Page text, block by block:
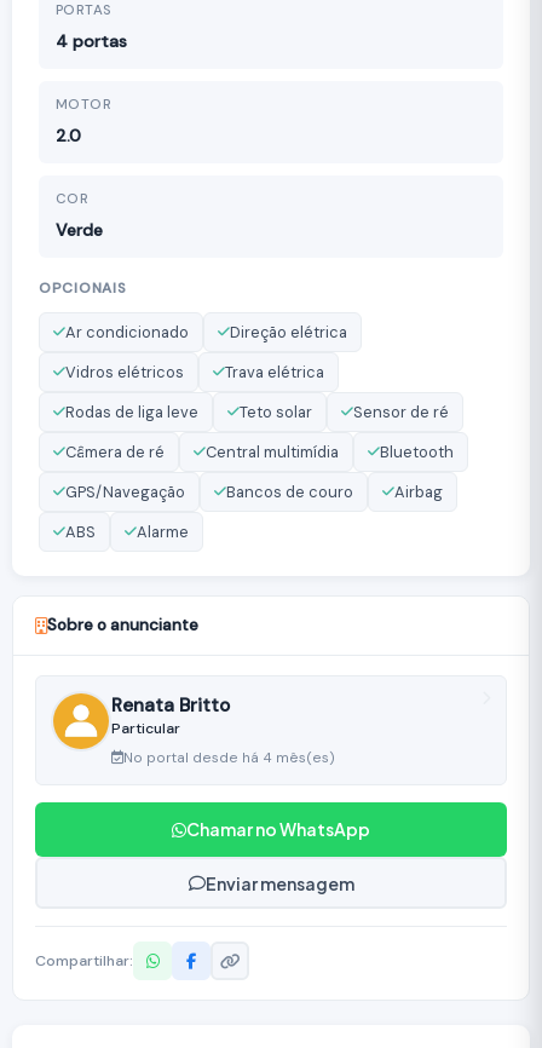
PORTAS
4 portas
MOTOR
2.0
COR
Verde
OPCIONAIS
Ar condicionado
Direção elétrica
Vidros elétricos
Trava elétrica
Rodas de liga leve
Teto solar
Sensor de ré
Câmera de ré
Central multimídia
Bluetooth
GPS/Navegação
Bancos de couro
Airbag
ABS
Alarme
Sobre o anunciante
Renata Britto
Particular
No portal desde há 4 mês(es)
Chamar no WhatsApp
Enviar mensagem
Compartilhar: